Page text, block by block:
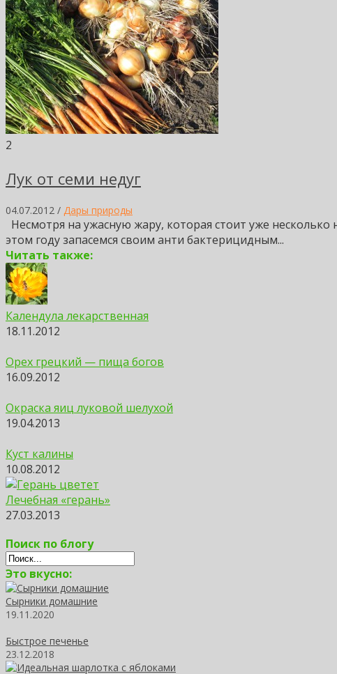
2
Лук от семи недуг
04.07.2012 / Дары природы
Несмотря на ужасную жару, которая стоит уже несколько
этом году запасемся своим анти бактерицидным...
Читать также:
Календула лекарственная
18.11.2012
Орех грецкий — пища богов
16.09.2012
Окраска яиц луковой шелухой
19.04.2013
Куст калины
10.08.2012
Лечебная «герань»
27.03.2013
Поиск по блогу
Это вкусно:
Сырники домашние
19.11.2020
Быстрое печенье
23.12.2018